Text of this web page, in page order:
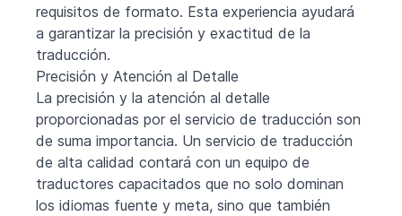
requisitos de formato. Esta experiencia ayudará
a garantizar la precisión y exactitud de la
traducción.
Precisión y Atención al Detalle
La precisión y la atención al detalle
proporcionadas por el servicio de traducción son
de suma importancia. Un servicio de traducción
de alta calidad contará con un equipo de
traductores capacitados que no solo dominan
los idiomas fuente y meta, sino que también